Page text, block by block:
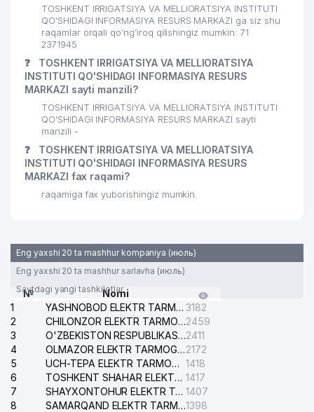
32
FILIALI AITB
922 м
33
MARKAZIY AEROGEODEZIYA
TOSHKENT IRRIGATSIYA VA MELLIORATSIYA INSTITUTI
QO'SHIDAGI INFORMASIYA RESURS MARKAZI ga siz shu
raqamlar orqali qo’ng’iroq qilishingiz mumkin: 71
2371945
❓
TOSHKENT IRRIGATSIYA VA MELLIORATSIYA
INSTITUTI QO'SHIDAGI INFORMASIYA RESURS
MARKAZI sayti manzili?
TOSHKENT IRRIGATSIYA VA MELLIORATSIYA INSTITUTI
QO'SHIDAGI INFORMASIYA RESURS MARKAZI sayti
manzili -
❓
TOSHKENT IRRIGATSIYA VA MELLIORATSIYA
INSTITUTI QO'SHIDAGI INFORMASIYA RESURS
MARKAZI fax raqami?
raqamiga fax yuborishingiz mumkin.
Eng yaxshi 20 ta mashhur kompaniya (июль)
Eng yaxshi 20 ta mashhur sarlavha (июль)
Saytdagi yangi tashkilotlar
№
Nomi
1
YASHNOBOD ELEKTR TARMOG'I NOSOZLIKLARI XIZMATI 3182
2
CHILONZOR ELEKTR TARMOG'I NOSOZLIK XIZMATI2459
3
O'ZBEKISTON RESPUBLIKASI BOSH PROKURATURASI ISHONCH TELEFONI2411
4
OLMAZOR ELEKTR TARMOG'I NOSOZLIKLARI XIZMATI2172
5
UCH-TEPA ELEKTR TARMOG'I NOSOZLIKLARI XIZMATI 1418
6
TOSHKENT SHAHAR ELEKTR TARMOQLARI KORXONASI AJ 1417
7
SHAYXONTOHUR ELEKTR TARMOG'I NOSOZLIKLARINI TUZATISH XIZMATI 1407
8
SAMARQAND ELEKTR TARMOQLARI AJ1398